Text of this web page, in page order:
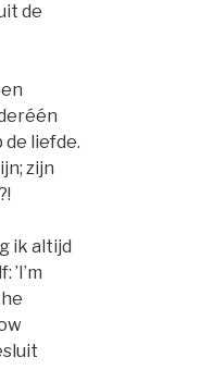
de
de liefde.
zijn
ik altijd